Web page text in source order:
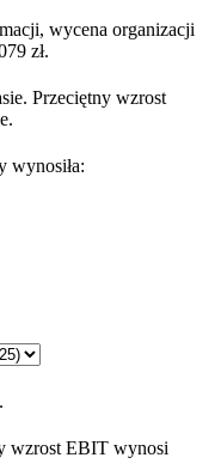
wycena organizacji
zł.
Przeciętny wzrost
wynosiła:
wzrost EBIT wynosi